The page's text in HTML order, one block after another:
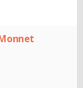
Monnet